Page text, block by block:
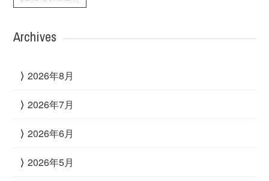
Archives
2026年8月
2026年7月
2026年6月
2026年5月